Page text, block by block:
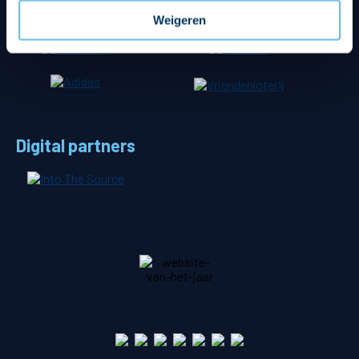
Weigeren
Digital partners